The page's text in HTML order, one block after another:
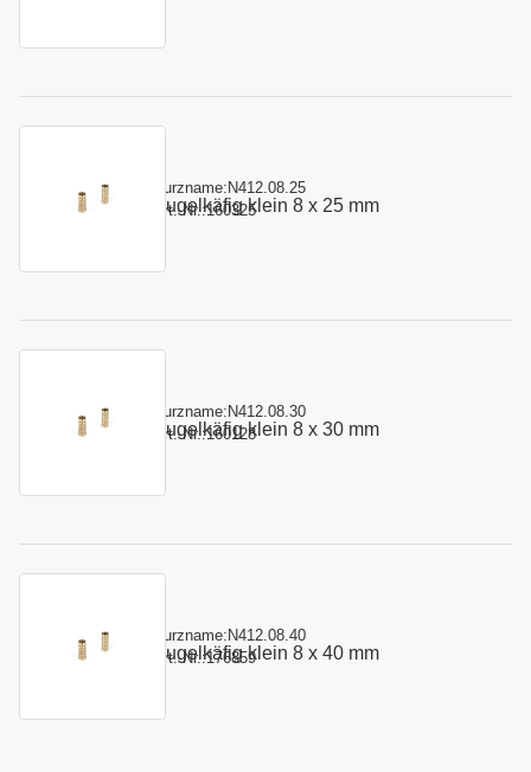
Kugelkäfig klein 8 x 25 mm
Kurzname: N412.08.25
Art.-Nr.:160325
Kugelkäfig klein 8 x 30 mm
Kurzname: N412.08.30
Art.-Nr.:160128
Kugelkäfig klein 8 x 40 mm
Kurzname: N412.08.40
Art.-Nr.:176859